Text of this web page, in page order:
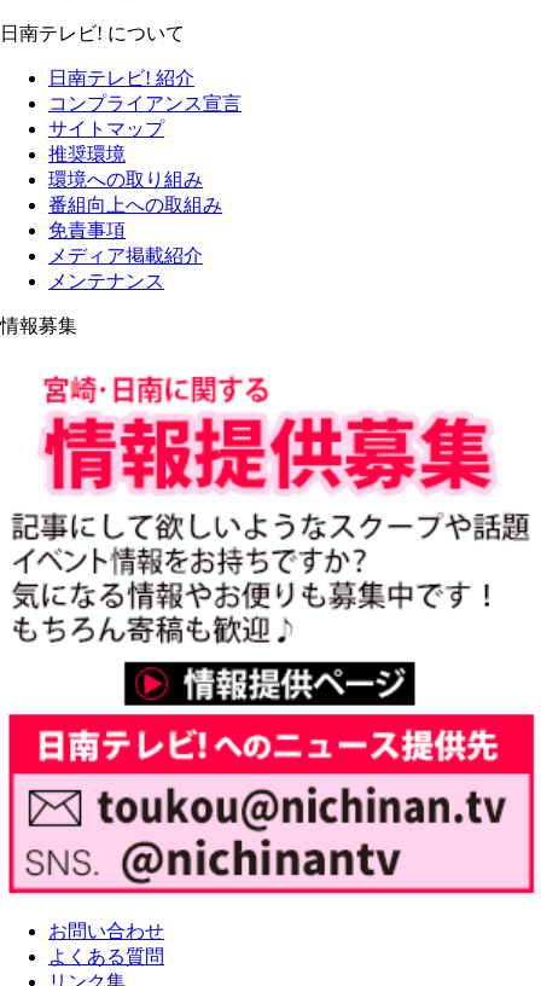
日南テレビ! について
日南テレビ! 紹介
コンプライアンス宣言
サイトマップ
推奨環境
環境への取り組み
番組向上への取組み
免責事項
メディア掲載紹介
メンテナンス
情報募集
お問い合わせ
よくある質問
リンク集